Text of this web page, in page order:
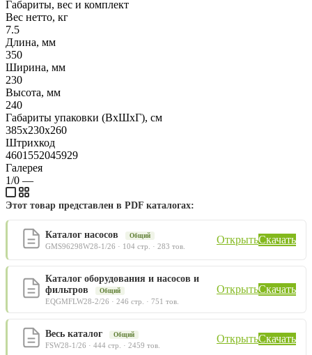
Габариты, вес и комплект
Вес нетто, кг
7.5
Длина, мм
350
Ширина, мм
230
Высота, мм
240
Габариты упаковки (ВхШхГ), см
385х230х260
Штрихкод
4601552045929
Галерея
1/0 —
Этот товар представлен в PDF каталогах:
Каталог насосов Общий
GMS96298W28-1/26 · 104 стр. · 283 тов.
ОткрытьСкачать
Каталог оборудования и насосов и
фильтров
Общий
EQGMFLW28-2/26 · 246 стр. · 751 тов.
ОткрытьСкачать
Весь каталог Общий
FSW28-1/26 · 444 стр. · 2459 тов.
ОткрытьСкачать